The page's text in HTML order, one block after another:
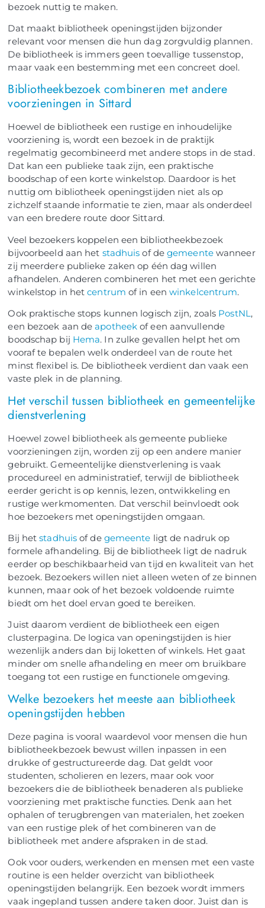
bezoek nuttig te maken.
Dat maakt bibliotheek openingstijden bijzonder
relevant voor mensen die hun dag zorgvuldig plannen.
De bibliotheek is immers geen toevallige tussenstop,
maar vaak een bestemming met een concreet doel.
Bibliotheekbezoek combineren met andere
voorzieningen in Sittard
Hoewel de bibliotheek een rustige en inhoudelijke
voorziening is, wordt een bezoek in de praktijk
regelmatig gecombineerd met andere stops in de stad.
Dat kan een publieke taak zijn, een praktische
boodschap of een korte winkelstop. Daardoor is het
nuttig om bibliotheek openingstijden niet als op
zichzelf staande informatie te zien, maar als onderdeel
van een bredere route door Sittard.
Veel bezoekers koppelen een bibliotheekbezoek
bijvoorbeeld aan het stadhuis of degemeentewanneer
zij meerdere publieke zaken op één dag willen
afhandelen. Anderen combineren het met een gerichte
winkelstop in hetcentrum of in eenwinkelcentrum.
Ook praktische stops kunnen logisch zijn, zoals PostNL,
een bezoek aan deapotheek of een aanvullende
boodschap bij Hema. In zulke gevallen helpt het om
vooraf te bepalen welk onderdeel van de route het
minst flexibel is. De bibliotheek verdient dan vaak een
vaste plek in de planning.
Het verschil tussen bibliotheek en gemeentelijke
dienstverlening
Hoewel zowel bibliotheek als gemeente publieke
voorzieningen zijn, worden zij op een andere manier
gebruikt. Gemeentelijke dienstverlening is vaak
procedureel en administratief, terwijl de bibliotheek
eerder gericht is op kennis, lezen, ontwikkeling en
rustige werkmomenten. Dat verschil beïnvloedt ook
hoe bezoekers met openingstijden omgaan.
Bij hetstadhuis of de gemeente ligt de nadruk op
formele afhandeling. Bij de bibliotheek ligt de nadruk
eerder op beschikbaarheid van tijd en kwaliteit van het
bezoek. Bezoekers willen niet alleen weten of ze binnen
kunnen, maar ook of het bezoek voldoende ruimte
biedt om het doel ervan goed te bereiken.
Juist daarom verdient de bibliotheek een eigen
clusterpagina. De logica van openingstijden is hier
wezenlijk anders dan bij loketten of winkels. Het gaat
minder om snelle afhandeling en meer om bruikbare
toegang tot een rustige en functionele omgeving.
Welke bezoekers het meeste aan bibliotheek
openingstijden hebben
Deze pagina is vooral waardevol voor mensen die hun
bibliotheekbezoek bewust willen inpassen in een
drukke of gestructureerde dag. Dat geldt voor
studenten, scholieren en lezers, maar ook voor
bezoekers die de bibliotheek benaderen als publieke
voorziening met praktische functies. Denk aan het
ophalen of terugbrengen van materialen, het zoeken
van een rustige plek of het combineren van de
bibliotheek met andere afspraken in de stad.
Ook voor ouders, werkenden en mensen met een vaste
routine is een helder overzicht van bibliotheek
openingstijden belangrijk. Een bezoek wordt immers
vaak ingepland tussen andere taken door. Juist dan is